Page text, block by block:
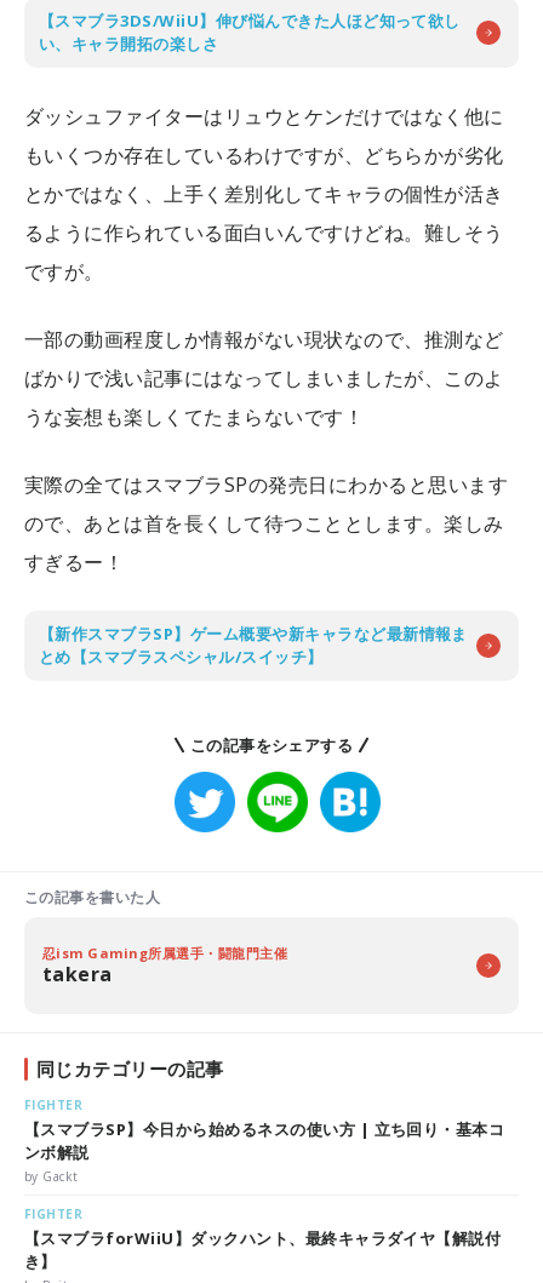
【スマブラ3DS/WiiU】伸び悩んできた人ほど知って欲し
い、キャラ開拓の楽しさ
ダッシュファイターはリュウとケンだけではなく他に
もいくつか存在しているわけですが、どちらかが劣化
とかではなく、上手く差別化してキャラの個性が活き
るように作られている面白いんですけどね。難しそう
ですが。
一部の動画程度しか情報がない現状なので、推測など
ばかりで浅い記事にはなってしまいましたが、このよ
うな妄想も楽しくてたまらないです！
実際の全てはスマブラSPの発売日にわかると思います
ので、あとは首を長くして待つこととします。楽しみ
すぎるー！
【新作スマブラSP】ゲーム概要や新キャラなど最新情報ま
とめ【スマブラスペシャル/スイッチ】
この記事をシェアする
この記事を書いた人
忍ism Gaming所属選手・闘龍門主催
takera
同じカテゴリーの記事
FIGHTER
【スマブラSP】今日から始めるネスの使い方 | 立ち回り・基本コ
ンボ解説
by Gackt
FIGHTER
【スマブラforWiiU】ダックハント、最終キャラダイヤ【解説付
き】